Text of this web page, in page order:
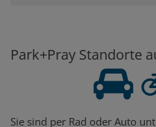
Park+Pray Standorte
Sie sind per Rad oder Auto